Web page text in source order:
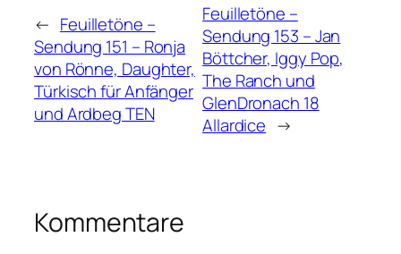
← Feuilletöne –
Sendung 151 – Ronja
von Rönne, Daughter,
Türkisch für Anfänger
und Ardbeg TEN
Feuilletöne –
Sendung 153 – Jan
Böttcher, Iggy Pop,
The Ranch und
GlenDronach 18
Allardice →
Kommentare